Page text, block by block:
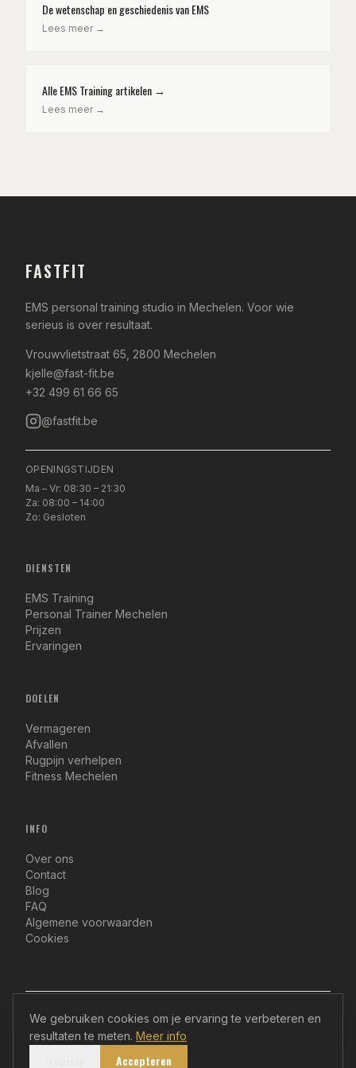
De wetenschap en geschiedenis van EMS
Lees meer →
Alle EMS Training artikelen →
Lees meer →
FASTFIT
EMS personal training studio in Mechelen. Voor wie
serieus is over resultaat.
Vrouwvlietstraat 65, 2800 Mechelen
kjelle@fast-fit.be
+32 499 61 66 65
@fastfit.be
OPENINGSTIJDEN
Ma – Vr: 08:30 – 21:30
Za: 08:00 – 14:00
Zo: Gesloten
DIENSTEN
EMS Training
Personal Trainer Mechelen
Prijzen
Ervaringen
DOELEN
Vermageren
Afvallen
Rugpijn verhelpen
Fitness Mechelen
INFO
Over ons
Contact
Blog
FAQ
Algemene voorwaarden
Cookies
©2026Fast Fit Performance. Alle rechten
voorbehouden.Gerealiseerd door
We gebruiken cookies om je ervaring te verbeteren en
resultaten te meten. Meer info
Accepteren